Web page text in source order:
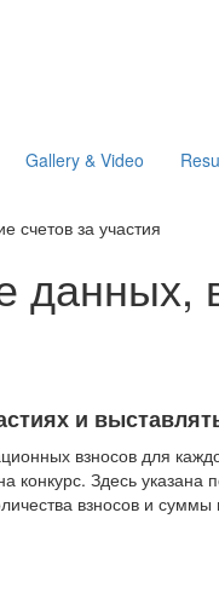
Gallery & Video
счетов за участия
данных,
и
взносов для
конкурс. Здесь
взносов и суммы